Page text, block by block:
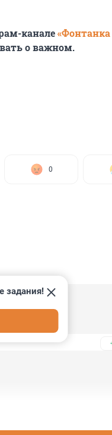
канале«Фонтанка
о важном.
0
задания!